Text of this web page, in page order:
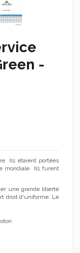
-
Ils étaient portées
mondiale. Ils furent
une grande liberté
droit d'uniforme. Le